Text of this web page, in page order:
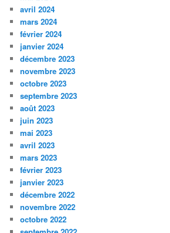
avril 2024
mars 2024
février 2024
janvier 2024
décembre 2023
novembre 2023
octobre 2023
septembre 2023
août 2023
juin 2023
mai 2023
avril 2023
mars 2023
février 2023
janvier 2023
décembre 2022
novembre 2022
octobre 2022